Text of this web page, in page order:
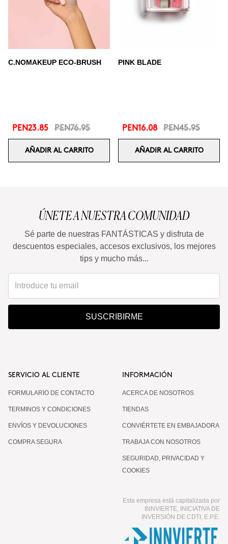
C.NOMAKEUP ECO-BRUSH
PEN23.85 PEN76.95
AÑADIR AL CARRITO
PINK BLADE
PEN16.08 PEN45.95
AÑADIR AL CARRITO
ÚNETE A NUESTRA COMUNIDAD
Sé parte de nuestras FANTÁSTICAS y disfruta de
descuentos especiales, accesos exclusivos, los mejores
tips y mucho más...
SUSCRIBIRME
SERVICIO AL CLIENTE
FORMULARIO DE CONTACTO
TERMINOS Y CONDICIONES
ENVÍOS Y DEVOLUCIONES
COMPRA SEGURA
INFORMACIÓN
ACERCA DE NOSOTROS
TIENDAS
CONVIÉRTETE EN EMBAJADORA
TRABAJA CON NOSOTROS
SEGURIDAD, PRIVACIDAD Y
COOKIES
Esta empresa está capitalizada por
INNVIERTE, INICIATIVA DE
INVERSIÓN DE CDTI, E.P.E.